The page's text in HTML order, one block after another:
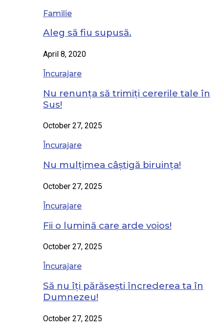
Familie
Aleg să fiu supusă.
April 8, 2020
Încurajare
Nu renunța să trimiți cererile tale în
Sus!
October 27, 2025
Încurajare
Nu mulțimea câștigă biruința!
October 27, 2025
Încurajare
Fii o lumină care arde voios!
October 27, 2025
Încurajare
Să nu îți părăsești încrederea ta în
Dumnezeu!
October 27, 2025